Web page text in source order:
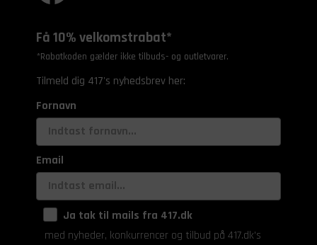
Få 10% velkomstrabat*
*Rabatkoden gælder ikke tilbuds- og outletvarer.
Tilmeld dig 417's nyhedsbrev her:
Fornavn
Email
Ja tak til mails fra 417.dk
med nyheder, konkurrencer og tilbud på 417.dk's